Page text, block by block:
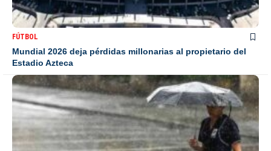
FÚTBOL
Mundial 2026 deja pérdidas millonarias al propietario del
Estadio Azteca